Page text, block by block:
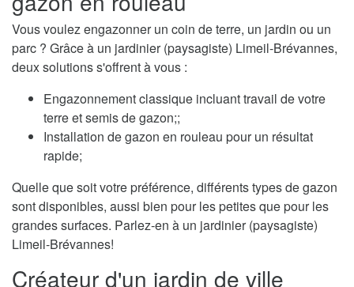
Vous voulez engazonner un coin de terre, un jardin ou un
parc ? Grâce à un jardinier (paysagiste) Limeil-Brévannes,
deux solutions s'offrent à vous :
Engazonnement classique incluant travail de votre
terre et semis de gazon;;
Installation de gazon en rouleau pour un résultat
rapide;
Quelle que soit votre préférence, différents types de gazon
sont disponibles, aussi bien pour les petites que pour les
grandes surfaces. Parlez-en à un jardinier (paysagiste)
Limeil-Brévannes!
Créateur d'un jardin de ville